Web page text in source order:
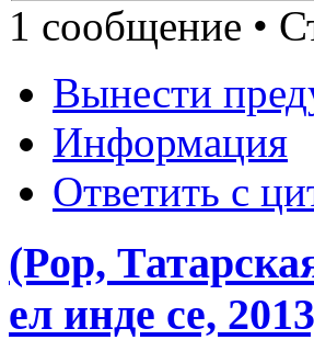
1 сообщение •
Вынести
Информация
Ответить с
(Pop,
ел инде се,